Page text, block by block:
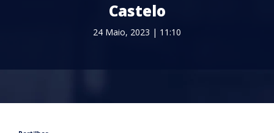
Castelo
24 Maio, 2023 | 11:10